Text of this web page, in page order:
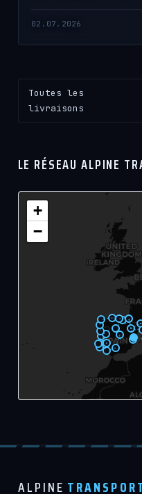
02.07.2026
Toutes les
livraisons
LE RÉSEAU ALPINE
+
−
ALPINE